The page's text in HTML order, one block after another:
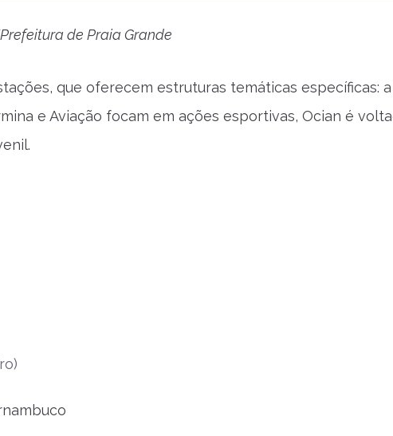
de Praia Grande
que oferecem estruturas temáticas específicas:
e Aviação focam em ações esportivas, Ocian é